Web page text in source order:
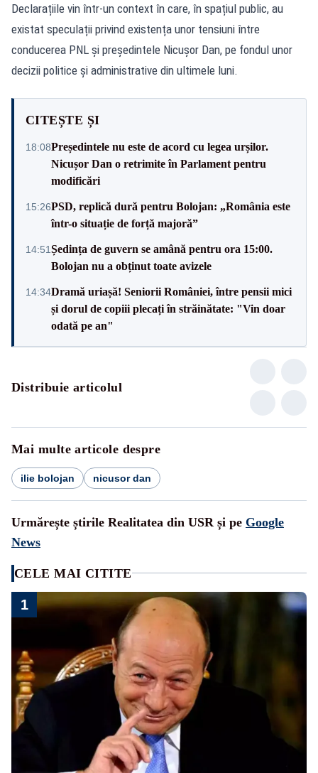
Declarațiile vin într-un context în care, în spațiul public, au
existat speculații privind existența unor tensiuni între
conducerea PNL și președintele Nicușor Dan, pe fondul unor
decizii politice și administrative din ultimele luni.
CITEȘTE ȘI
18:08Președintele nu este de acord cu legea urșilor.
Nicușor Dan o retrimite în Parlament pentru
modificări
15:26PSD, replică dură pentru Bolojan: „România este
într-o situație de forță majoră”
14:51Ședința de guvern se amână pentru ora 15:00.
Bolojan nu a obținut toate avizele
14:34Dramă uriașă! Seniorii României, între pensii mici
și dorul de copiii plecați în străinătate: "Vin doar
odată pe an"
Distribuie articolul
Mai multe articole despre
ilie bolojan nicusor dan
Urmărește știrile Realitatea din USR și pe Google
News
CELE MAI CITITE
1